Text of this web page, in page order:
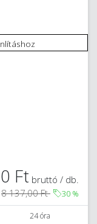
Ft bruttó / db.
8 137,00 Ft
30 %
24 óra